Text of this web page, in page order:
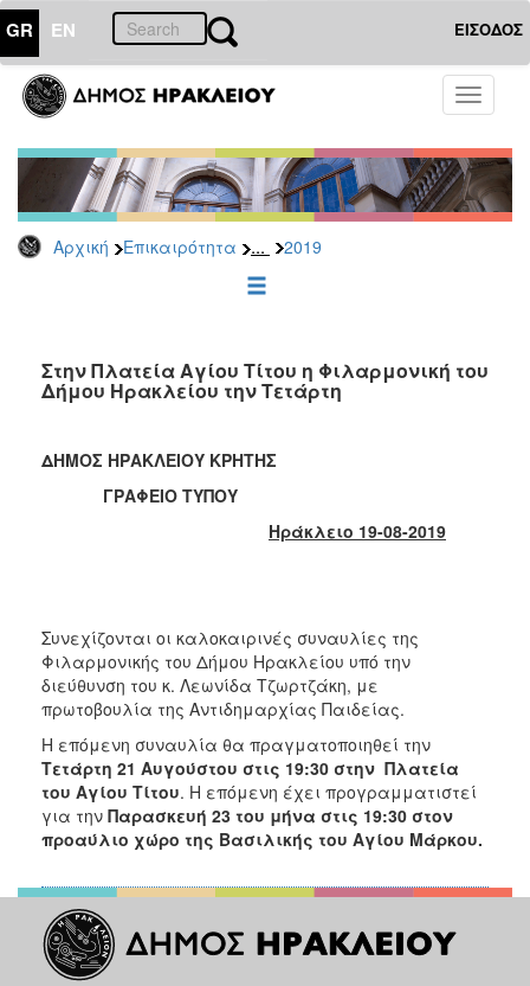
GR EN ΕΙΣΟΔΟΣ
Toggle
Αρχική Επικαιρότητα ... 2019
ΕΠΙΚΑΙΡΟΤΗΤΑ
Τύπου
Αρχείο
2026
2025
2022
2021
2019
2018
2013
2012
2011
2010
2006
ΔΗΜΟΤΗΣ
ΕΠΙΣΚΕΠΤΗΣ
Στην Πλατεία Αγίου Τίτου η Φιλαρμονική του
Δήμου Ηρακλείου την Τετάρτη
ΔΗΜΟΣ ΗΡΑΚΛΕΙΟΥ ΚΡΗΤΗΣ
ΓΡΑΦΕΙΟ ΤΥΠΟΥ
Ηράκλειο 19-08-2019
Συνεχίζονται οι καλοκαιρινές συναυλίες της
Φιλαρμονικής του Δήμου Ηρακλείου υπό την
διεύθυνση του κ. Λεωνίδα Τζωρτζάκη, με
πρωτοβουλία της Αντιδημαρχίας Παιδείας.
Η επόμενη συναυλία θα πραγματοποιηθεί την
Τετάρτη 21 Αυγούστου στις 19:30 στην Πλατεία
του Αγίου Τίτου. Η επόμενη έχει προγραμματιστεί
για την Παρασκευή 23 του μήνα στις 19:30 στον
προαύλιο χώρο της Βασιλικής του Αγίου Μάρκου.